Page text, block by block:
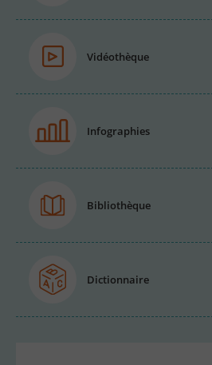
Vidéothèque
Infographies
Bibliothèque
Dictionnaire